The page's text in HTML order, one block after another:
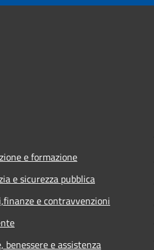
e formazione
e sicurezza pubblica
e contravvenzioni
benessere e assistenza